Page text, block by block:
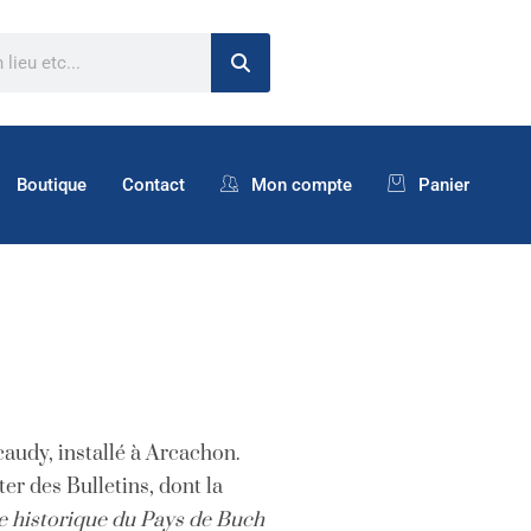
Boutique Contact Mon compte Panier
installé à Arcachon.
des Bulletins, dont la
historique du Pays de Buch